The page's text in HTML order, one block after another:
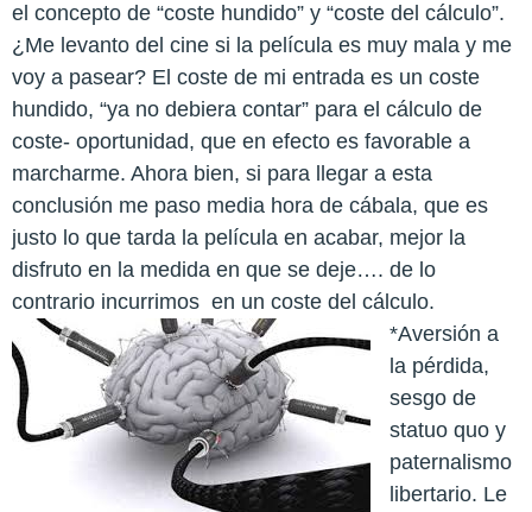
el concepto de “coste hundido” y “coste del cálculo”.
¿Me levanto del cine si la película es muy mala y me
voy a pasear? El coste de mi entrada es un coste
hundido, “ya no debiera contar” para el cálculo de
coste- oportunidad, que en efecto es favorable a
marcharme. Ahora bien, si para llegar a esta
conclusión me paso media hora de cábala, que es
justo lo que tarda la película en acabar, mejor la
disfruto en la medida en que se deje…. de lo
contrario incurrimos en un coste del cálculo.
*Aversión a
la pérdida,
sesgo de
statuo quo y
paternalismo
libertario. Le